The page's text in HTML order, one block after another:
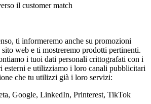
il customer match
ti informeremo anche su promozioni
sito web e ti mostreremo prodotti pertinenti.
i tuoi dati personali crittografati con i
esterni e utilizziamo i loro canali pubblicitari
che tu utilizzi già i loro servizi:
Google, LinkedIn, Printerest, TikTok